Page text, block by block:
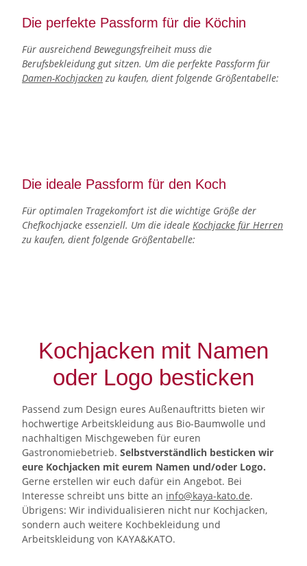
Die perfekte Passform für die Köchin
Für ausreichend Bewegungsfreiheit muss die
Berufsbekleidung gut sitzen. Um die perfekte Passform für
Damen-Kochjacken zu kaufen, dient folgende Größentabelle:
Die ideale Passform für den Koch
Für optimalen Tragekomfort ist die wichtige Größe der
Chefkochjacke essenziell. Um die ideale Kochjacke für Herren
zu kaufen, dient folgende Größentabelle:
Kochjacken mit Namen
oder Logo besticken
Passend zum Design eures Außenauftritts bieten wir
hochwertige Arbeitskleidung aus Bio­-Baumwolle und
nachhaltigen Mischgeweben für euren
Gastronomiebetrieb. Selbstverständlich besticken wir
eure Kochjacken mit eurem Namen und/oder Logo.
Gerne erstellen wir euch dafür ein Angebot. Bei
Interesse schreibt uns bitte an info@kaya-kato.de.
Übrigens: Wir individualisieren nicht nur Kochjacken,
sondern auch weitere Kochbekleidung und
Arbeitskleidung von KAYA&KATO.